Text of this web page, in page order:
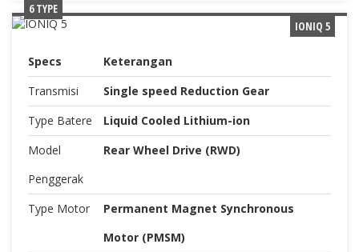
IONIQ 5
6 TYPE
Specs
Keterangan
Transmisi
Single speed Reduction Gear
Type Batere
Liquid Cooled Lithium-ion
Model
Penggerak
Rear Wheel Drive (RWD)
Type Motor
Permanent Magnet Synchronous
Motor (PMSM)